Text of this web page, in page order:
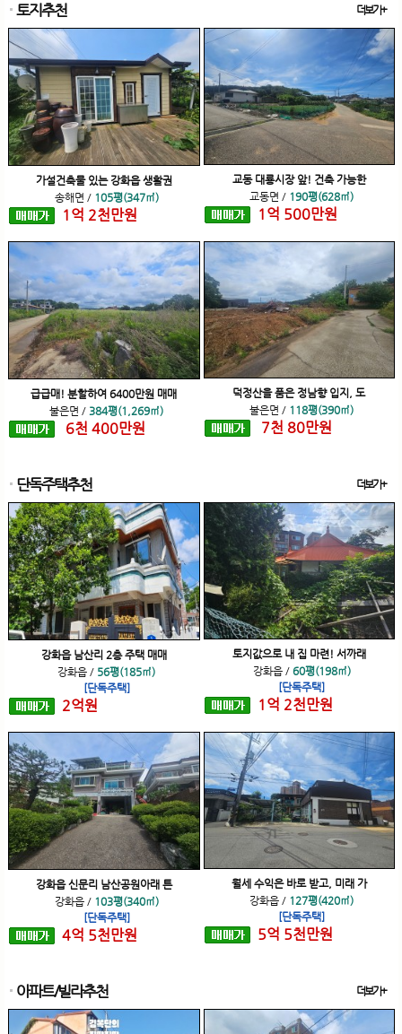
토지추천 더보기+
가설건축물 있는 강화읍 생활권
송해면 / 105평(347㎡)
1 억 2천만원
교동 대룡시장 앞! 건축 가능한
교동면 / 190평(628㎡)
1 억 500만원
급급매! 분할하여 6400만원 매매
불은면 / 384평(1,269㎡)
6천 400만원
덕정산을 품은 정남향 입지, 도
불은면 / 118평(390㎡)
7천 80만원
단독주택추천 더보기+
강화읍 남산리 2층 주택 매매
강화읍 / 56평(185㎡)
[단독주택]
2억원
토지값으로 내 집 마련! 서까래
강화읍/ 60평(198㎡)
[단독주택]
1 억 2천만원
강화읍 신문리 남산공원아래 튼
강화읍/ 103평(340㎡)
[단독주택]
4억 5천만원
월세 수익은 바로 받고, 미래 가
강화읍 / 127평(420㎡)
[단독주택]
5억 5천만원
아파트/빌라추천 더보기+